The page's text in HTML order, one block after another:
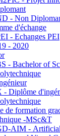
- Non
d'échange
- Echanges PEI
- 2020
- Bachelor of
- Diplôme
de formation
-MSc&T
AIM - Artificial